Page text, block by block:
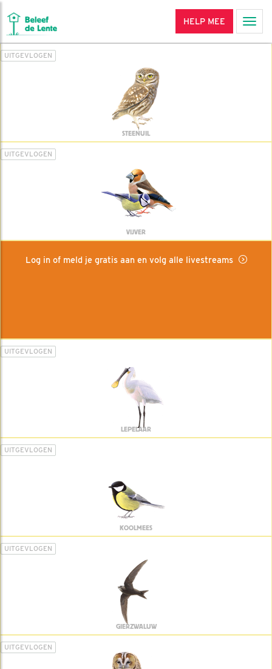
HELP MEE
UITGEVLOGEN
STEENUIL
UITGEVLOGEN
VIJVER
Log in of meld je gratis aan en volg alle livestreams
UITGEVLOGEN
LEPELAAR
UITGEVLOGEN
KOOLMEES
UITGEVLOGEN
GIERZWALUW
UITGEVLOGEN